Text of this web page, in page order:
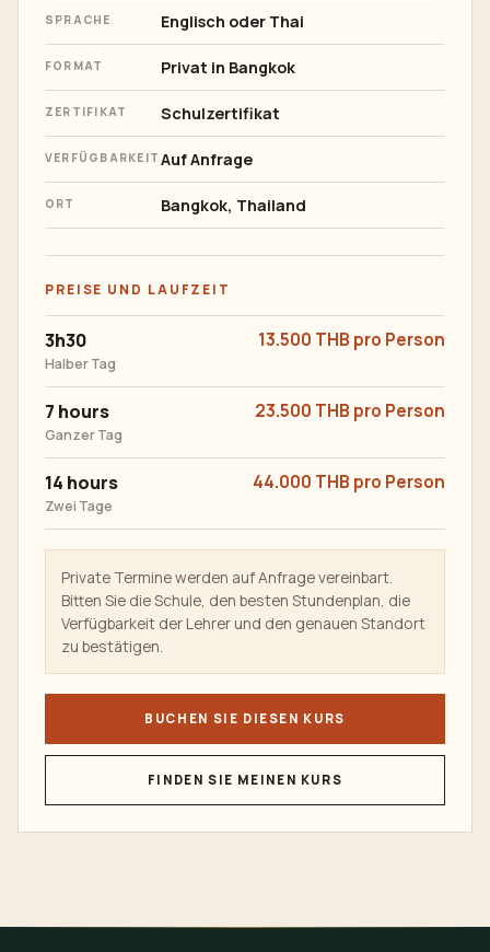
SPRACHE Englisch oder Thai
FORMAT Privat in Bangkok
ZERTIFIKAT Schulzertifikat
VERFÜGBARKEIT Auf Anfrage
ORT Bangkok, Thailand
PREISE UND LAUFZEIT
3h30
Halber Tag
13.500 THB pro Person
7 hours
Ganzer Tag
23.500 THB pro Person
14 hours
Zwei Tage
44.000 THB pro Person
Private Termine werden auf Anfrage vereinbart.
Bitten Sie die Schule, den besten Stundenplan, die
Verfügbarkeit der Lehrer und den genauen Standort
zu bestätigen.
BUCHEN SIE DIESEN KURS
FINDEN SIE MEINEN KURS